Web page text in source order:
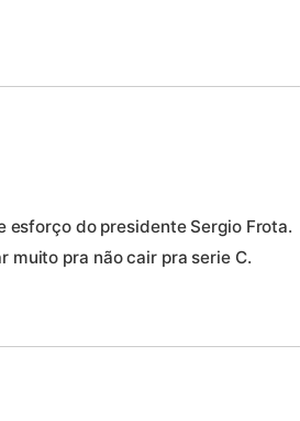
esforço do presidente Sergio Frota.
muito pra não cair pra serie C.